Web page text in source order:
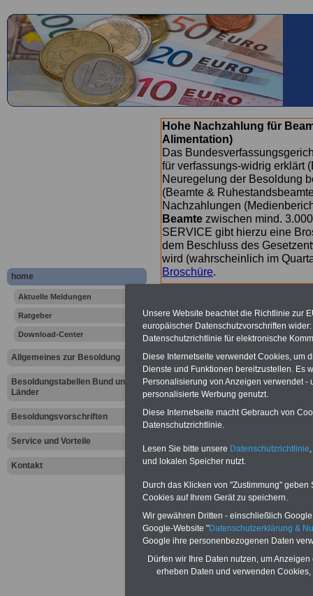
home
Aktuelle Meldungen
Ratgeber
Download-Center
Allgemeines zur Besoldung
Besoldungstabellen Bund und
Länder
Besoldungsvorschriften
Service und Vorteile
Kontakt
Hohe Nachzahlung für
Alimentation)
Das
für verfassungs-widrig erklärt
Neuregelung der Besoldung
(Beamte &
Nachzahlungen
Beamte zwischen mind.
SERVICE gibt hierzu eine
dem Beschluss des
wird (wahrscheinlich im
Broschüre.
gelistet
K...
Zur Übersicht
Unsere Website beachtet die Richtlinie zur
europäischer Datenschutzvorschriften
Datenschutzrichtlinie für elektronische
Diese Internetseite verwendet Cookies, um
Dienste und Funktionen bereitzustellen. Es
Personalisierung von Anzeigen verwendet
personalisierte Werbung genutzt.
Diese Internetseite macht Gebrauch von
Datenschutzrichtlinie.
Lesen Sie bitte unsere Datenschutzrichtlinie
und lokalen Speicher nutzt.
Durch das Klicken von "Zustimmung"
Cookies auf Ihrem Gerät zu speichern.
Wir gewähren Dritten - einschließlich
Google-Website "Datenschutzerklärung &
Google ihre personenbezogenen Daten
Dürfen wir Ihre Daten nutzen, um
erheben Daten und verwenden